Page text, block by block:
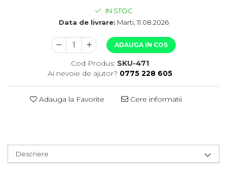
IN STOC
Data de livrare: Marti, 11.08.2026
ADAUGA IN COS
Cod Produs: SKU-471
Ai nevoie de ajutor? 0775 228 605
Adauga la Favorite Cere informatii
Descriere